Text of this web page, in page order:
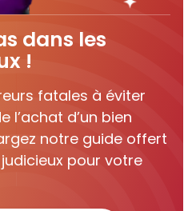
dans les
!
fatales à éviter
l’achat d’un bien
notre guide offert
pour votre